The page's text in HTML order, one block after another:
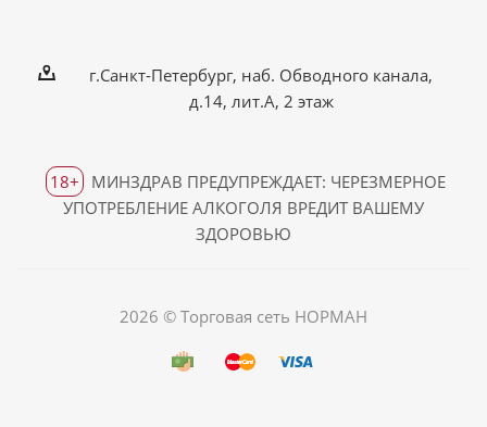
г.Санкт-Петербург, наб. Обводного канала,
д.14, лит.А, 2 этаж
18+
МИНЗДРАВ ПРЕДУПРЕЖДАЕТ: ЧЕРЕЗМЕРНОЕ
УПОТРЕБЛЕНИЕ АЛКОГОЛЯ ВРЕДИТ ВАШЕМУ
ЗДОРОВЬЮ
2026 © Торговая сеть НОРМАН